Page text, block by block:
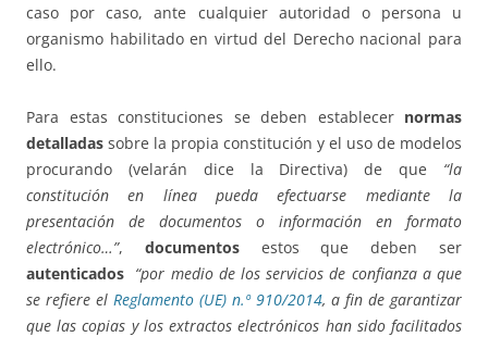
caso por caso, ante cualquier autoridad o persona u
organismo habilitado en virtud del Derecho nacional para
ello.
Para estas constituciones se deben establecer normas
detalladas sobre la propia constitución y el uso de modelos
procurando (velarán dice la Directiva) de que “la
constitución en línea pueda efectuarse mediante la
presentación de documentos o información en formato
electrónico…”, documentosestos que deben ser
autenticados “por medio de los servicios de confianza a que
se refiere el Reglamento (UE) n.º 910/2014, a fin de garantizar
que las copias y los extractos electrónicos han sido facilitados